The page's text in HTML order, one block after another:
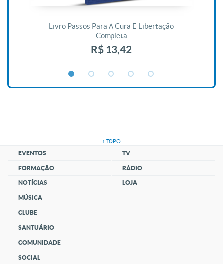
Livro Passos Para A Cura E Libertação
Completa
R$ 13,42
↑ TOPO
EVENTOS
FORMAÇÃO
NOTÍCIAS
MÚSICA
CLUBE
SANTUÁRIO
COMUNIDADE
SOCIAL
TV
RÁDIO
LOJA